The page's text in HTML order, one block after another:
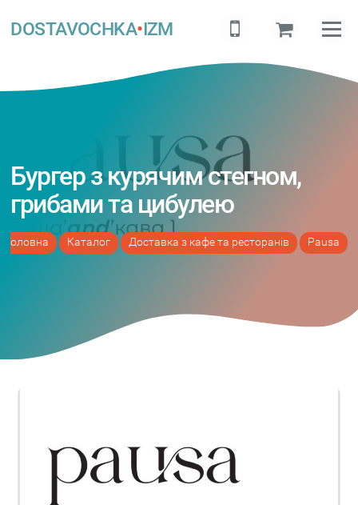
DOSTAVOCHKA•IZM
Бургер з курячим стегном,
грибами та цибулею
Головна Каталог Доставка з кафе та ресторанів Pausa